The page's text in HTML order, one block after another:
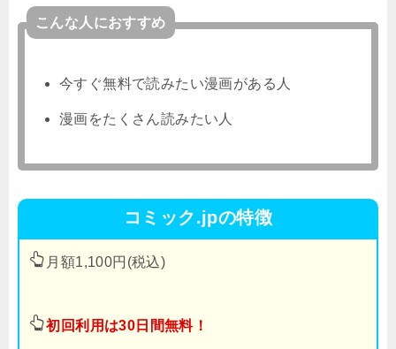
こんな人におすすめ
今すぐ無料で読みたい漫画がある人
漫画をたくさん読みたい人
コミック.jpの特徴
月額1,100円(税込)
初回利用は30日間無料！